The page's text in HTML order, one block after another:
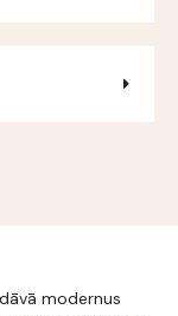
modernus